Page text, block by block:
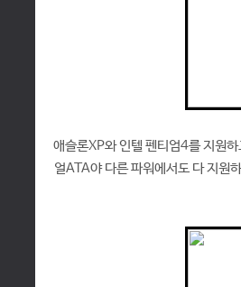
애슬론XP와 인텔 펜티엄4를 지원
얼ATA야 다른 파워에서도 다 지원